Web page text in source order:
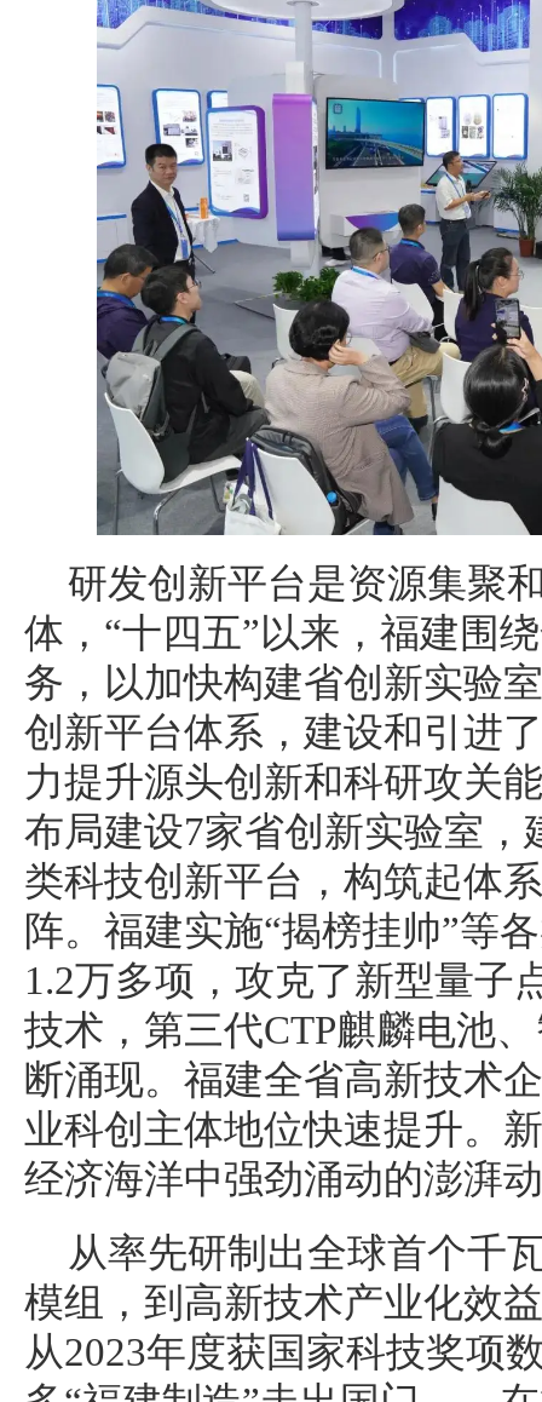
研发创新平台是资源集聚
体，“十四五”以来，福建围
务，以加快构建省创新实验
创新平台体系，建设和引进
力提升源头创新和科研攻关
布局建设7家省创新实验室
类科技创新平台，构筑起体
阵。福建实施“揭榜挂帅”等
1.2万多项，攻克了新型量子
技术，第三代CTP麒麟电池
断涌现。福建全省高新技术
业科创主体地位快速提升。
经济海洋中强劲涌动的澎湃
从率先研制出全球首个千
模组，到高新技术产业化效
从2023年度获国家科技奖项